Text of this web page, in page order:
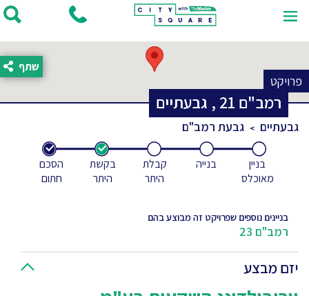
פרויקט
רמב"ם 21
, גבעתיים
שתף
גבעתיים גבעת רמב"ם
בניין
מאוכלס
בנייה
קבלת
היתר
בקשת
היתר
הסכם
חתום
בניינים נוספים שפרויקט זה מבוצע בהם
רמב"ם 23
יזם מבצע